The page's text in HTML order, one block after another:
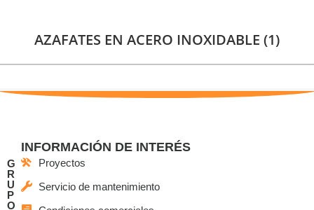
AZAFATES EN ACERO INOXIDABLE (1)
G
R
U
P
O
INFORMACIÓN DE INTERÉS
Proyectos
Servicio de mantenimiento